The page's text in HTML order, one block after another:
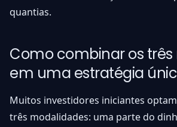
quantias.
Como combinar os
em uma estratégia
Muitos investidores iniciantes
três modalidades: uma parte do